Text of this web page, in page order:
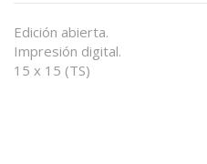
Edición abierta.
Impresión digital.
15 x 15 (TS)